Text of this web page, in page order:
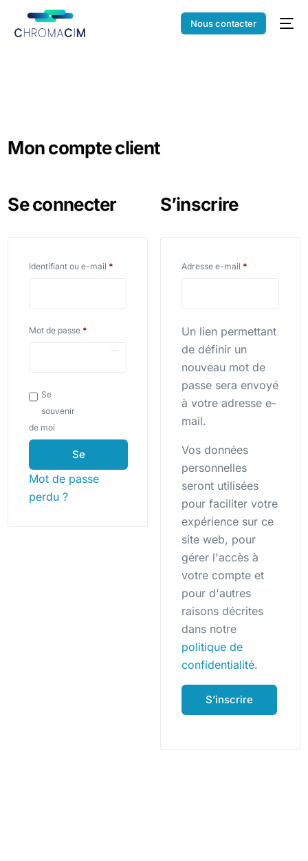
Nous contacter
Mon compte client
Se connecter
Identifiant ou e-mail *
Mot de passe *
Se
souvenir
de moi
Se
connecter
Mot de passe
perdu ?
S’inscrire
Adresse e-mail *
Un lien permettant
de définir un
nouveau mot de
passe sera envoyé
à votre adresse e-
mail.
Vos données
personnelles
seront utilisées
pour faciliter votre
expérience sur ce
site web, pour
gérer l'accès à
votre compte et
pour d'autres
raisons décrites
dans notre
politique de
confidentialité.
S’inscrire